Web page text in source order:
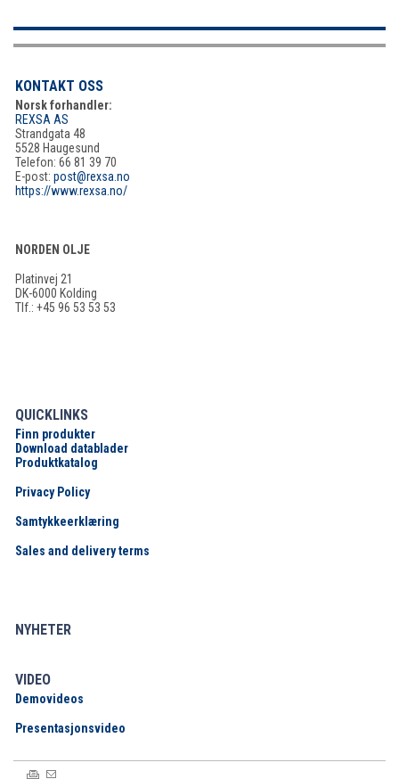
KONTAKT OSS
Norsk forhandler:
REXSA AS
Strandgata 48
5528 Haugesund
Telefon: 66 81 39 70
E-post: post@rexsa.no
https://www.rexsa.no/
NORDEN OLJE
Platinvej 21
DK-6000 Kolding
Tlf.: +45 96 53 53 53
QUICKLINKS
Finn produkter
Download datablader
Produktkatalog
Privacy Policy
Samtykkeerklæring
Sales and delivery terms
NYHETER
VIDEO
Demovideos
Presentasjonsvideo